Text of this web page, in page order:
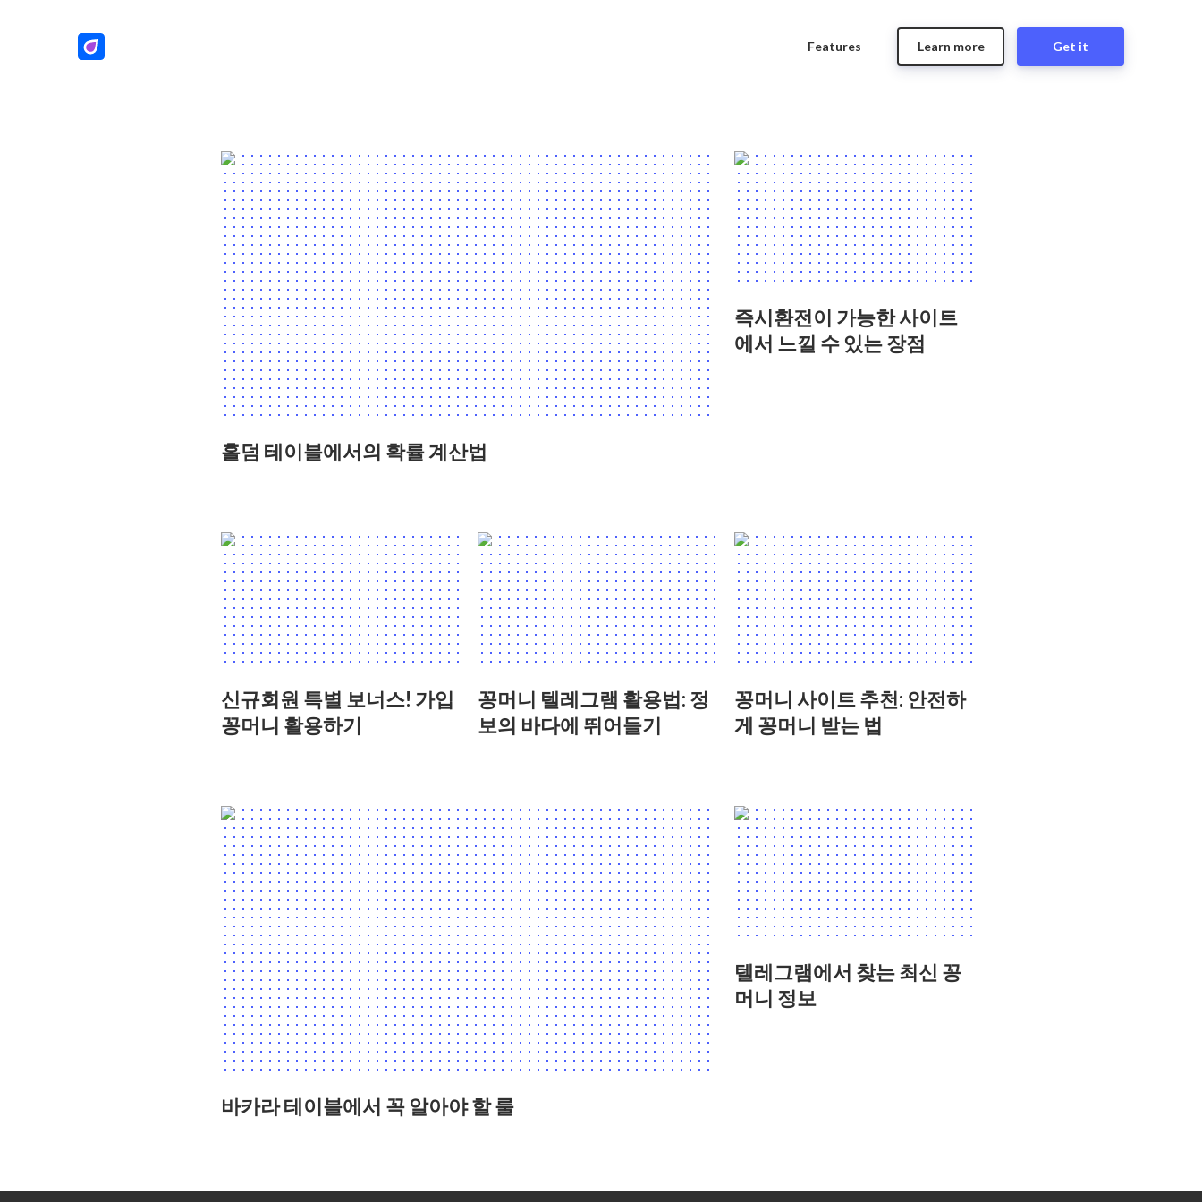
Features Get it
Learn more
홀덤 테이블에서의 확률 계산법
즉시환전이 가능한 사이트
에서 느낄 수 있는 장점
신규회원 특별 보너스! 가입
꽁머니 활용하기
꽁머니 텔레그램 활용법: 정
보의 바다에 뛰어들기
꽁머니 사이트 추천: 안전하
게 꽁머니 받는 법
바카라 테이블에서 꼭 알아야 할 룰
텔레그램에서 찾는 최신 꽁
머니 정보